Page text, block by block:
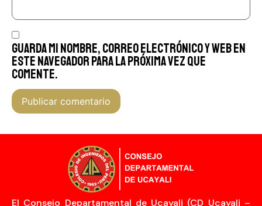
Guarda mi nombre, correo electrónico y web en
este navegador para la próxima vez que
comente.
El Consejo Departamental de Ucayali (CD Ucayali –